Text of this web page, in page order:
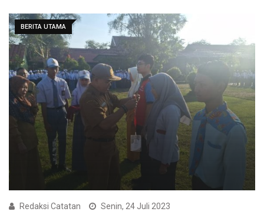
BERITA UTAMA
Redaksi Catatan Senin, 24 Juli 2023